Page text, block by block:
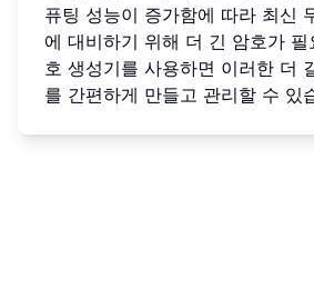
퓨팅 성능이 증가함에 따라 최신
에 대비하기 위해 더 긴 암호가
호 생성기를 사용하면 이러한 더
를 간편하게 만들고 관리할 수 있